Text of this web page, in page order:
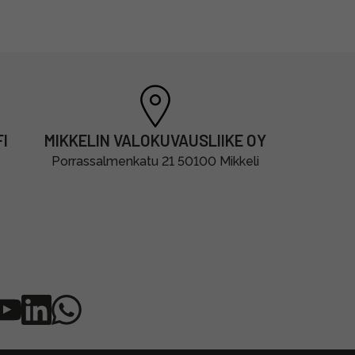
MIKKELIN VALOKUVAUSLIIKE OY
Porrassalmenkatu 21 50100 Mikkeli